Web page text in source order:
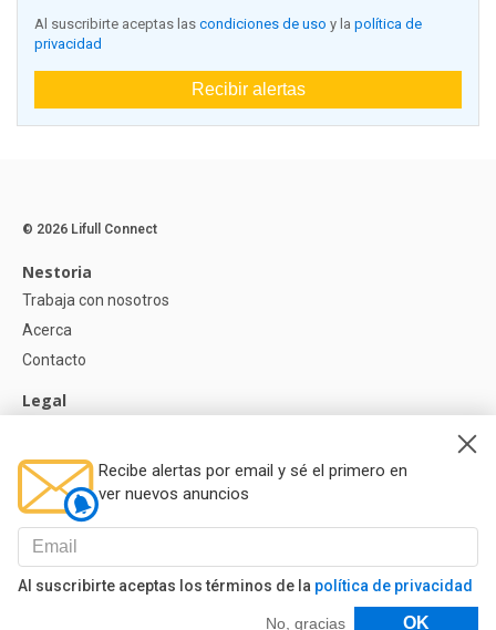
Al suscribirte aceptas las condiciones de uso y la política de
privacidad
Recibir alertas
Recibe alertas por email y sé el primero en
ver nuevos anuncios
Al suscribirte aceptas los términos de la política de privacidad
No, gracias OK
Filtros
© 2026 Lifull Connect
Nestoria
Trabaja con nosotros
Acerca
Contacto
Legal
Política de Privacidad
Política de Cookies
Ayuda
Preguntas
Nuestros Partners